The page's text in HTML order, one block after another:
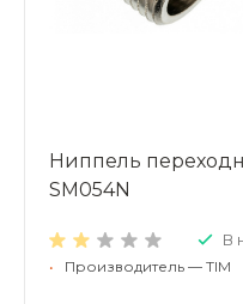
Ниппель
SM054N
В
• Производитель — TIM